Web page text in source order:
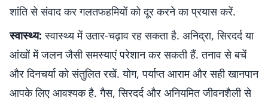
शांति से संवाद कर गलतफहमियों को दूर करने का प्रयास करें.
स्वास्थ्य: स्वास्थ्य में उतार-चढ़ाव रह सकता है. अनिद्रा, सिरदर्द या
आंखों में जलन जैसी समस्याएं परेशान कर सकती हैं. तनाव से बचें
और दिनचर्या को संतुलित रखें. योग, पर्याप्त आराम और सही खानपान
आपके लिए आवश्यक है. गैस, सिरदर्द और अनियमित जीवनशैली से